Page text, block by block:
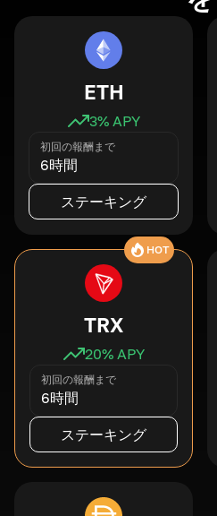
ETH
3% APY
初回の報酬まで
6時間
ステーキング
HOT
TRX
20% APY
初回の報酬まで
6時間
ステーキング